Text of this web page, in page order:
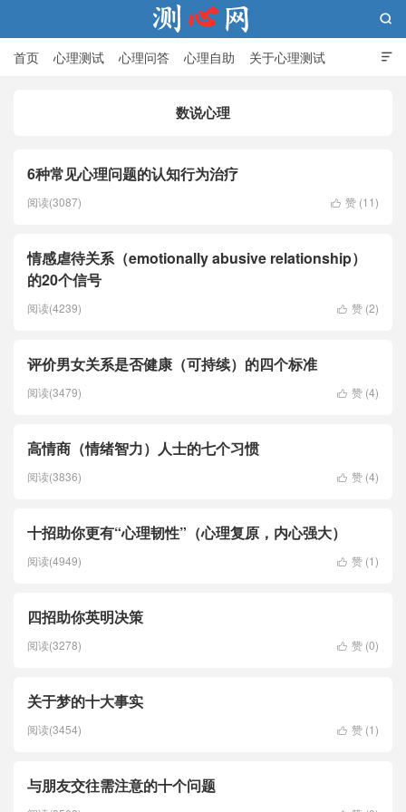

首页 心理测试 心理问答 心理自助 关于心理测试

数说心理
6种常见心理问题的认知行为治疗
 赞 (11)
阅读(3087)
情感虐待关系（emotionally abusive relationship）
的20个信号
 赞 (2)
阅读(4239)
评价男女关系是否健康（可持续）的四个标准
 赞 (4)
阅读(3479)
高情商（情绪智力）人士的七个习惯
 赞 (4)
阅读(3836)
十招助你更有“心理韧性”（心理复原，内心强大）
 赞 (1)
阅读(4949)
四招助你英明决策
 赞 (0)
阅读(3278)
关于梦的十大事实
 赞 (1)
阅读(3454)
与朋友交往需注意的十个问题